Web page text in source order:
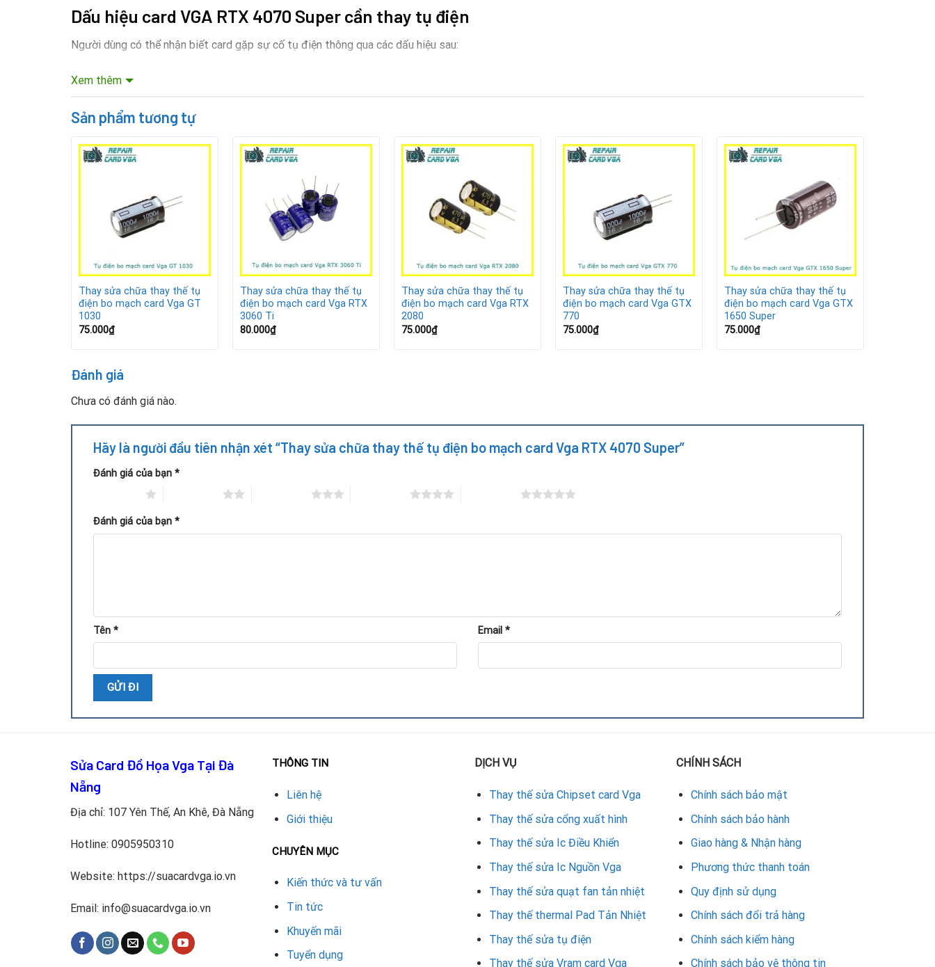
Dấu hiệu card VGA RTX 4070 Super cần thay tụ điện
Người dùng có thể nhận biết card gặp sự cố tụ điện thông qua các dấu hiệu sau:
Máy tính thường xuyên sập nguồn hoặc khởi động lại khi chạy các ứng dụng nặng.
Card đồ họa nóng bất thường dù đã vệ sinh và tra keo tản nhiệt.
Một số trường hợp xuất hiện vạch kẻ trên màn hình, cảnh báo bo mạch có linh kiện điện tử bị hỏng.
Quy trình thay sửa chữa tụ điện tại Repair Card Vga
Thay thế linh kiện:Tụ điện chất lượng cao được thay mới bằng kỹ thuật hàn chính xác.
Test hiệu năng:Card được gắn vào hệ thống, kiểm tra bằng phần mềm benchmark để đảm bảo hoạt động ổn định.
Bàn giao và bảo hành:Khách hàng nhận hướng dẫn sử dụng và được bảo hành theo chính sách uy tín.
Ưu điểm khi sửa chữa tại Repair Card Vga
Linh kiện chính hãng:
Tụ điện chất lượng cao, đảm bảo độ bền và tương thích tốt.
Bảo hành dài hạn: Cam kết khắc phục triệt để và hỗ trợ sau sửa chữa.
Khách hàng nhận lại card trong thời gian ngắn.
Lợi ích khi thay tụ điện VGA RTX 4070 Super
Nâng cao hiệu suất hiển thị, giảm giật lag khi chơi game hoặc làm việc đồ họa.
Tăng tuổi thọ card đồ họa, tiết kiệm chi phí mua mới.
Xem thêm
Sản phẩm tương tự
Thay sửa chữa thay thế tụ
điện bo mạch card Vga GT
1030
75.000₫
Thay sửa chữa thay thế tụ
điện bo mạch card Vga RTX
3060 Ti
80.000₫
Thay sửa chữa thay thế tụ
điện bo mạch card Vga RTX
2080
75.000₫
Thay sửa chữa thay thế tụ
điện bo mạch card Vga GTX
770
75.000₫
Thay sửa chữa thay thế tụ
điện bo mạch card Vga GTX
1650 Super
75.000₫
Đánh giá
Chưa có đánh giá nào.
Hãy là người đầu tiên nhận xét “Thay sửa chữa thay thế tụ điện bo mạch card Vga RTX 4070 Super”
Đánh giá của bạn *
Đánh giá của bạn *
Tên * Email *
Sửa Card Đồ Họa Vga Tại Đà
Nẵng
Địa chỉ: 107 Yên Thế, An Khê, Đà Nẵng
Hotline: 0905950310
Website: https://suacardvga.io.vn
Email: info@suacardvga.io.vn
THÔNG TIN
Liên hệ
Giới thiệu
CHUYÊN MỤC
Kiến thức và tư vấn
Tin tức
Khuyến mãi
Tuyển dụng
DỊCH VỤ
Thay thế sửa Chipset card Vga
Thay thế sửa cổng xuất hình
Thay thế sửa Ic Điều Khiển
Thay thế sửa Ic Nguồn Vga
Thay thế sửa quạt fan tản nhiệt
Thay thế thermal Pad Tản Nhiệt
Thay thế sửa tụ điện
Thay thế sửa Vram card Vga
CHÍNH SÁCH
Chính sách bảo mật
Chính sách bảo hành
Giao hàng & Nhận hàng
Phương thức thanh toán
Quy định sử dụng
Chính sách đổi trả hàng
Chính sách kiểm hàng
Chính sách bảo vệ thông tin